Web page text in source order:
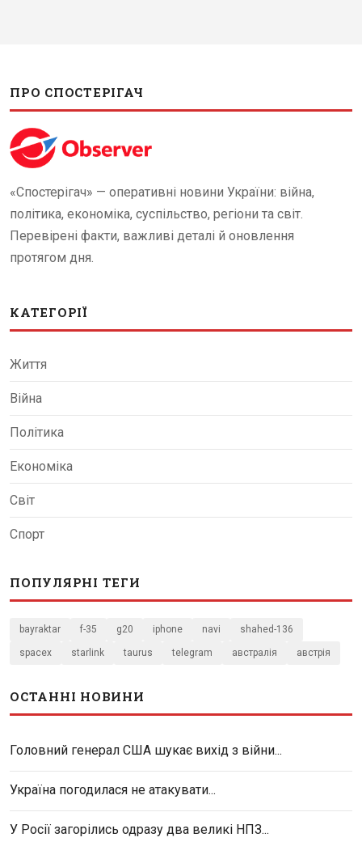
ПРО СПОСТЕРІГАЧ
«Спостерігач» — оперативні новини України: війна,
політика, економіка, суспільство, регіони та світ.
Перевірені факти, важливі деталі й оновлення
протягом дня.
КАТЕГОРІЇ
Життя
Війна
Політика
Економіка
Світ
Спорт
ПОПУЛЯРНІ ТЕГИ
bayraktar f-35 g20 iphone navi shahed-136
spacex starlink taurus telegram австралія австрія
ОСТАННІ НОВИНИ
Головний генерал США шукає вихід з війни...
Україна погодилася не атакувати...
У Росії загорілись одразу два великі НПЗ...